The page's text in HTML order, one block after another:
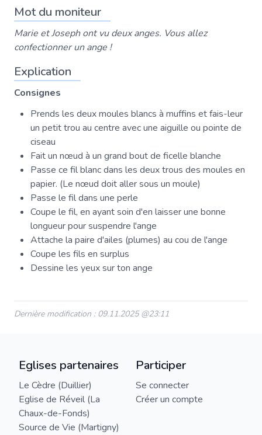
Mot du moniteur
Marie et Joseph ont vu deux anges. Vous allez
confectionner un ange !
Explication
Consignes
Prends les deux moules blancs à muffins et fais-leur
un petit trou au centre avec une aiguille ou pointe de
ciseau
Fait un nœud à un grand bout de ficelle blanche
Passe ce fil blanc dans les deux trous des moules en
papier. (Le nœud doit aller sous un moule)
Passe le fil dans une perle
Coupe le fil, en ayant soin d'en laisser une bonne
longueur pour suspendre l'ange
Attache la paire d'ailes (plumes) au cou de l'ange
Coupe les fils en surplus
Dessine les yeux sur ton ange
Dernière modification : 09.11.2025 @23:11
Eglises partenaires
Le Cèdre (Duillier)
Eglise de Réveil (La
Chaux-de-Fonds)
Source de Vie (Martigny)
Participer
Se connecter
Créer un compte